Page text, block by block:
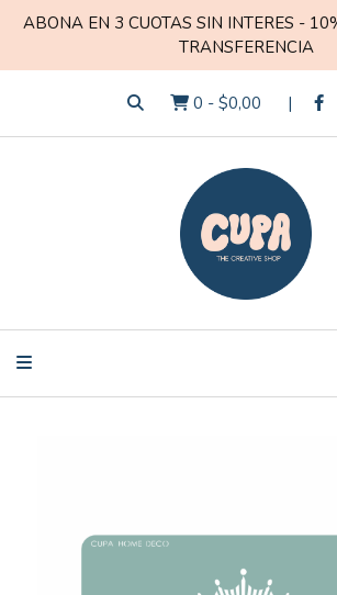
ABONA EN 3 CUOTAS SIN INTERES -
TRANSFERENCIA
0 - $0,00